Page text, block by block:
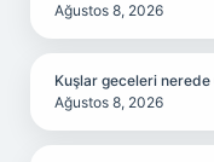
Ağustos 8, 2026
Kuşlar geceleri nerede
Ağustos 8, 2026